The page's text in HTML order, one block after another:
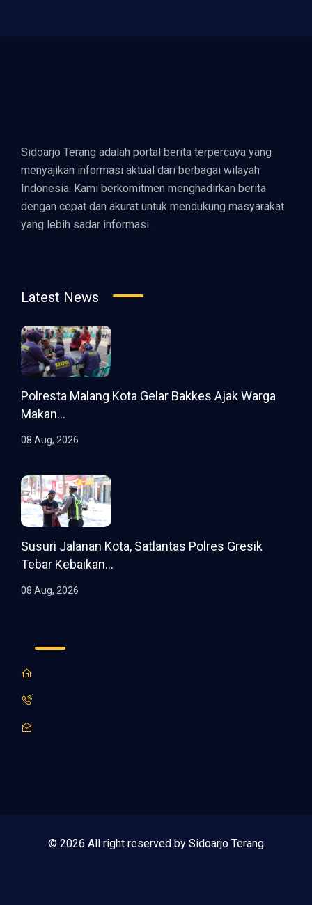
Sidoarjo Terang adalah portal berita terpercaya yang
menyajikan informasi aktual dari berbagai wilayah
Indonesia. Kami berkomitmen menghadirkan berita
dengan cepat dan akurat untuk mendukung masyarakat
yang lebih sadar informasi.
Latest News
Polresta Malang Kota Gelar Bakkes Ajak Warga
Makan...
08 Aug, 2026
Susuri Jalanan Kota, Satlantas Polres Gresik
Tebar Kebaikan...
08 Aug, 2026
© 2026 All right reserved by Sidoarjo Terang